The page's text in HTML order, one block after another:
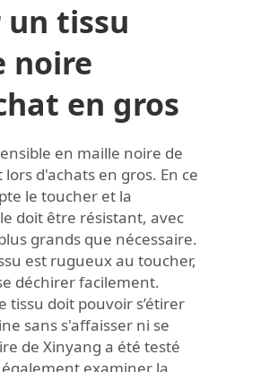
tissu
noire
en gros
en maille noire de
d'achats en gros. En ce
le toucher et la
doit être résistant, avec
grands que nécessaire.
est rugueux au toucher,
déchirer facilement.
tissu doit pouvoir s’étirer
sans s'affaisser ni se
de Xinyang a été testé